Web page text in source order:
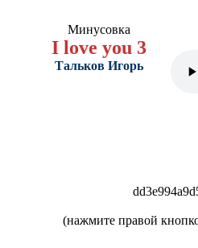
Минусовка
I love you 3
Тальков Игорь
(нажмите правой